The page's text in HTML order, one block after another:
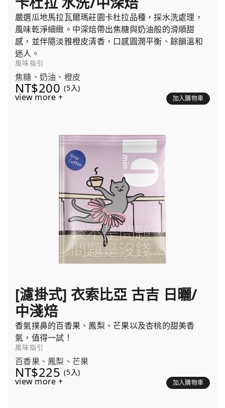
嚴選瓜地馬拉瓦爾瑪莊園卡杜拉品種，採水洗處理，
風味乾淨細緻。中深焙帶出焦糖與奶油般的滑順甜
感，並伴隨淡雅橙皮清香，口感圓潤平衡、餘韻溫和
迷人。
風味指引
焦糖、奶油、橙皮
NT$200 (5入)
view more + 加入購物車
[濾掛式] 衣索比亞 古吉 日曬/
中淺焙
香氣撲鼻的百香果、鳳梨、芒果以及杏桃的甜美香
氣，值得一試！
風味指引
百香果、鳳梨、芒果
NT$225 (5入)
view more + 加入購物車